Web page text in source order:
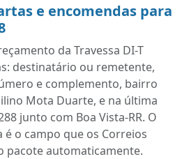
e encomendas para
da Travessa DI-T
destinatário ou remetente,
e complemento, bairro
Mota Duarte, e na última
junto com Boa Vista-RR. O
é o campo que os Correios
pacote automaticamente.